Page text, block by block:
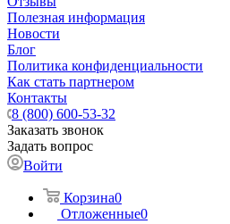
Полезная информация
Новости
Блог
Политика конфиденциальности
Как стать партнером
Контакты
8 (800) 600-53-32
Заказать звонок
Задать вопрос
Войти
Корзина0
Отложенные0